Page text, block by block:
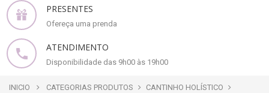
PRESENTES
Ofereça uma prenda
ATENDIMENTO
Disponibilidade das 9h00 às 19h00
INICIO CATEGORIAS PRODUTOS
CANTINHO HOLÍSTICO